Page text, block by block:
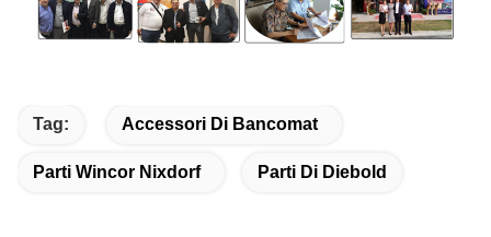
Tag: Accessori Di Bancomat
Parti Wincor Nixdorf Parti Di Diebold